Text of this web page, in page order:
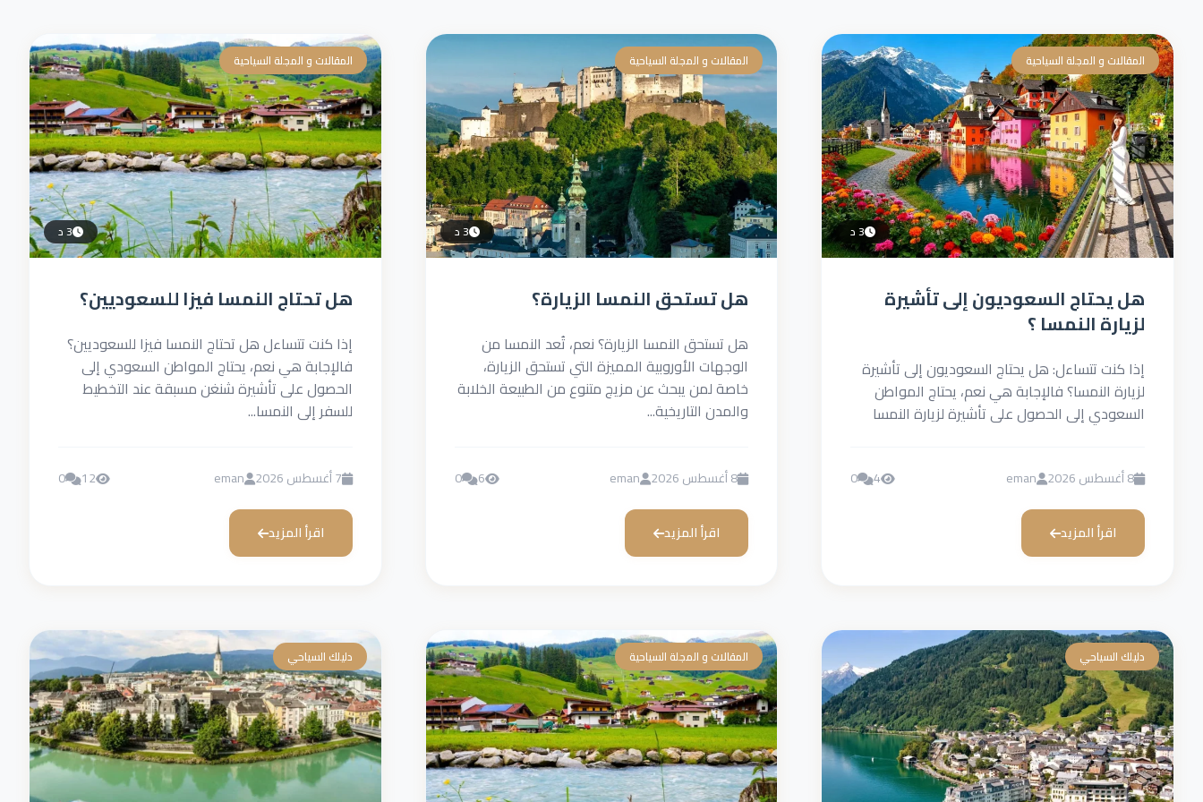
المقالات و المجلة السياحية
3 د
هل يحتاج السعوديون إلى تأشيرة
لزيارة النمسا ؟
إذا كنت تتساءل: هل يحتاج السعوديون إلى تأشيرة
لزيارة النمسا؟ فالإجابة هي نعم، يحتاج المواطن
السعودي إلى الحصول على تأشيرة لزيارة النمسا
8 أغسطس 2026 eman
4
0
اقرأ المزيد
المقالات و المجلة السياحية
3 د
هل تستحق النمسا الزيارة؟
هل تستحق النمسا الزيارة؟ نعم، تُعد النمسا من
الوجهات الأوروبية المميزة التي تستحق الزيارة،
خاصة لمن يبحث عن مزيج متنوع من الطبيعة الخلابة
والمدن التاريخية...
8 أغسطس 2026 eman
6
0
اقرأ المزيد
المقالات و المجلة السياحية
3 د
هل تحتاج النمسا فيزا للسعوديين؟
إذا كنت تتساءل هل تحتاج النمسا فيزا للسعوديين؟
فالإجابة هي نعم، يحتاج المواطن السعودي إلى
الحصول على تأشيرة شنغن مسبقة عند التخطيط
للسفر إلى النمسا...
7 أغسطس 2026 eman
12
0
اقرأ المزيد
دليلك السياحي المقالات و المجلة السياحية دليلك السياحي